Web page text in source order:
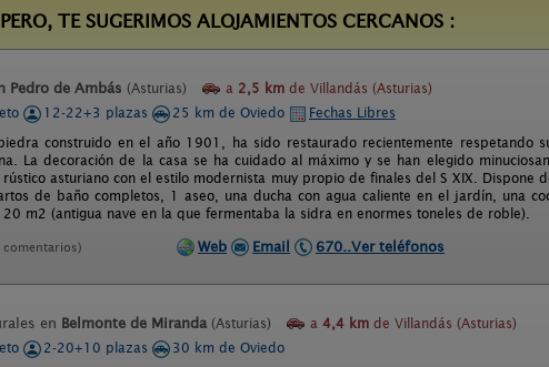
TE SUGERIMOS ALOJAMIENTOS CERCANOS :
Pedro de Ambás (Asturias) a 2,5 km de Villandás (Asturias)
12-22+3 plazas 25 km de Oviedo
Fechas Libres
construido en el año 1901, ha sido restaurado recientemente respetando
La decoración de la casa se ha cuidado al máximo y se han elegido
asturiano con el estilo modernista muy propio de finales del S XIX. Dispone
de baño completos, 1 aseo, una ducha con agua caliente en el jardín, una
m2 (antigua nave en la que fermentaba la sidra en enormes toneles de roble).
comentarios) Web Email 670..Ver teléfonos
en Belmonte de Miranda (Asturias) a 4,4 km de Villandás (Asturias)
2-20+10 plazas
30 km de Oviedo